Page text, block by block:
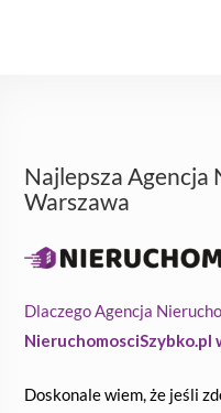
Najlepsza Agencja
Warszawa
Dlaczego Agencja
NieruchomosciSzybko.pl
Doskonale wiem, że jeśli